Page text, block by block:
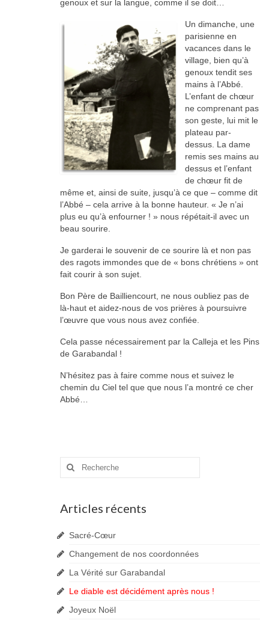
genoux et sur la langue, comme il se doit…
Un dimanche, une
parisienne en
vacances dans le
village, bien qu’à
genoux tendit ses
mains à l’Abbé.
L’enfant de chœur
ne comprenant pas
son geste, lui mit le
plateau par-
dessus. La dame
remis ses mains au
dessus et l’enfant
de chœur fit de
même et, ainsi de suite, jusqu’à ce que – comme dit
l’Abbé – cela arrive à la bonne hauteur. « Je n’ai
plus eu qu’à enfourner ! » nous répétait-il avec un
beau sourire.
Je garderai le souvenir de ce sourire là et non pas
des ragots immondes que de « bons chrétiens » ont
fait courir à son sujet.
Bon Père de Bailliencourt, ne nous oubliez pas de
là-haut et aidez-nous de vos prières à poursuivre
l’œuvre que vous nous avez confiée.
Cela passe nécessairement par la Calleja et les Pins
de Garabandal !
N’hésitez pas à faire comme nous et suivez le
chemin du Ciel tel que que nous l’a montré ce cher
Abbé…
Rechercher
Articles récents
Sacré-Cœur
Changement de nos coordonnées
La Vérité sur Garabandal
Le diable est décidément après nous !
Joyeux Noël